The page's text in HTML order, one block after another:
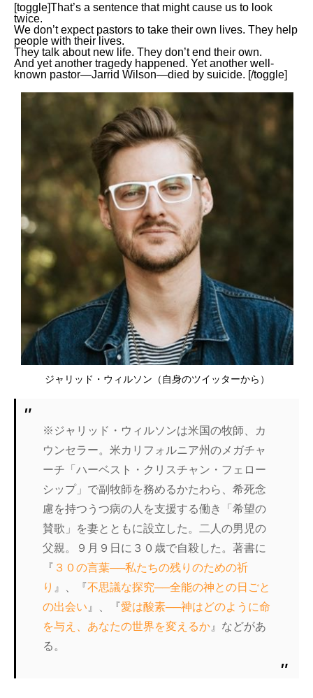
[toggle]That’s a sentence that might cause us to look
twice.
We don’t expect pastors to take their own lives. They help
people with their lives.
They talk about new life. They don’t end their own.
And yet another tragedy happened. Yet another well-
known pastor—Jarrid Wilson—died by suicide. [/toggle]
ジャリッド・ウィルソン（自身のツイッターから）
※ジャリッド・ウィルソンは米国の牧師、カ
ウンセラー。米カリフォルニア州のメガチャ
ーチ「ハーベスト・クリスチャン・フェロー
シップ」で副牧師を務めるかたわら、希死念
慮を持つうつ病の人を支援する働き「希望の
賛歌」を妻とともに設立した。二人の男児の
父親。９月９日に３０歳で自殺した。著書に
『 ３０の言葉──私たちの残りのための祈
り 』、『不思議な探究──全能の神との日ごと
の出会い 』、『愛は酸素──神はどのように命
を与え、あなたの世界を変えるか 』などがあ
る。